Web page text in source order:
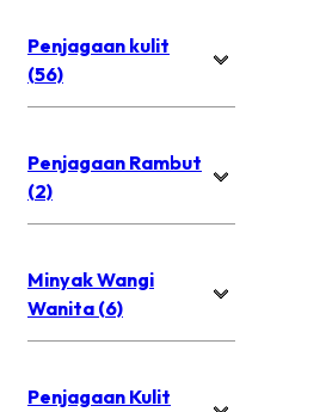
Penjagaan kulit
(56)
Penjagaan Rambut
(2)
Minyak Wangi
Wanita (6)
Penjagaan Kulit